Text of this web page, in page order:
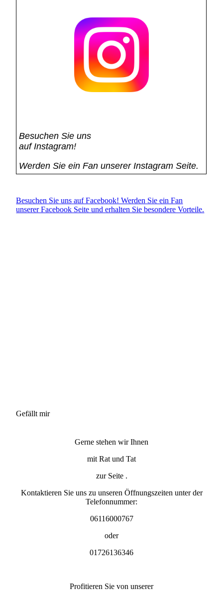
Besuchen Sie uns
auf Instagram!
Werden Sie ein Fan unserer Instagram Seite.
Besuchen Sie uns auf Facebook! Werden Sie ein Fan
unserer Facebook Seite und erhalten Sie besondere Vorteile.
Gefällt mir
Gerne stehen wir Ihnen
mit Rat und Tat
zur Seite .
Kontaktieren Sie uns zu unseren Öffnungszeiten unter der
Telefonnummer:
06116000767
oder
01726136346
Profitieren Sie von unserer